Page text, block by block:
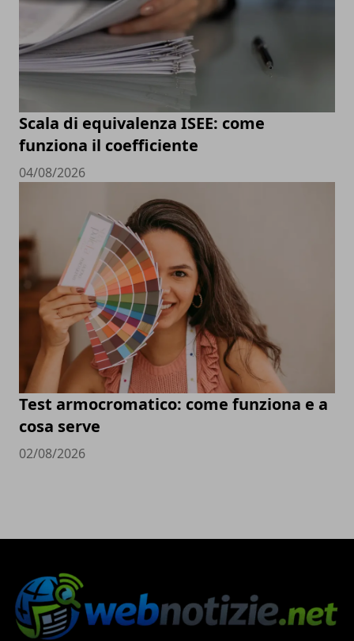
Scala di equivalenza ISEE: come
funziona il coefficiente
04/08/2026
Test armocromatico: come funziona e a
cosa serve
02/08/2026